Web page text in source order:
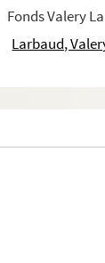
Fonds Valery
Larbaud,